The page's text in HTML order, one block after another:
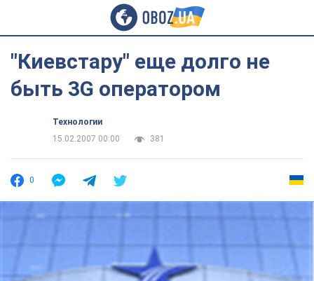
"Киевстару" еще долго не
быть 3G оператором
Технологии
15.02.2007 00:00
381
0